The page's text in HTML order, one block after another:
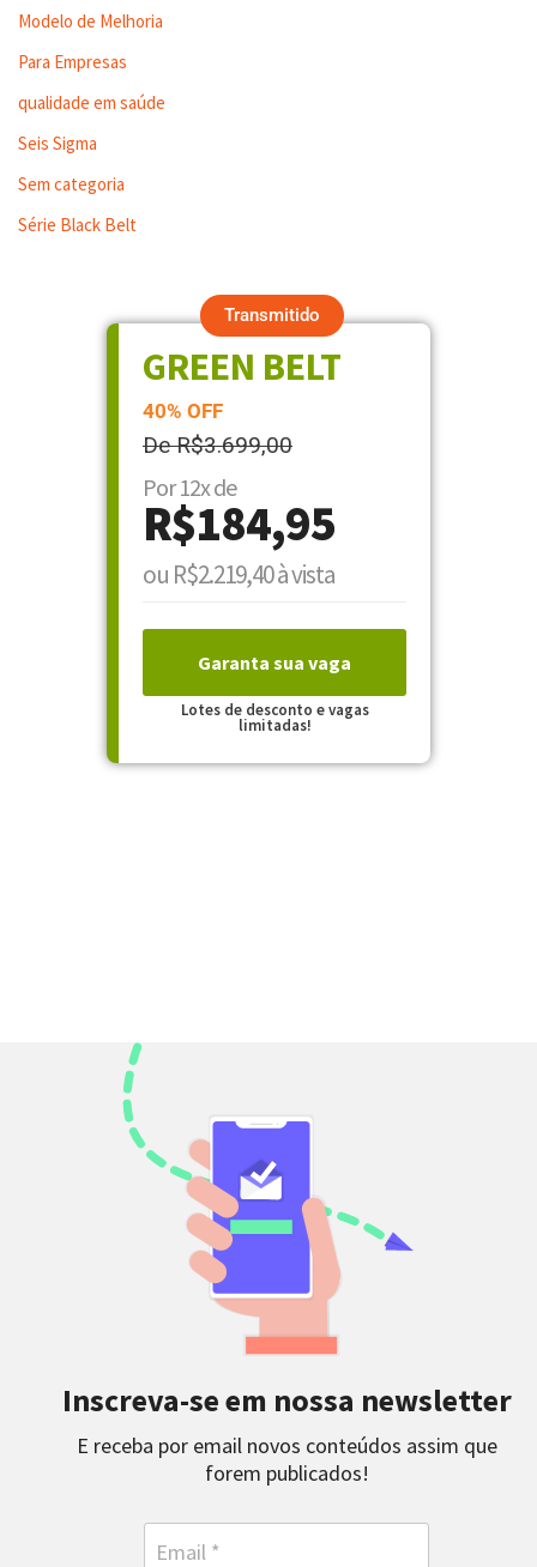
Modelo de Melhoria
Para Empresas
qualidade em saúde
Seis Sigma
Sem categoria
Série Black Belt
Transmitido
GREEN BELT
40% OFF
De R$3.699,00
Por 12x de
R$184,95
ou R$2.219,40 à vista
Garanta sua vaga
Lotes de desconto e vagas
limitadas!
Inscreva-se em nossa newsletter
E receba por email novos conteúdos assim que
forem publicados!